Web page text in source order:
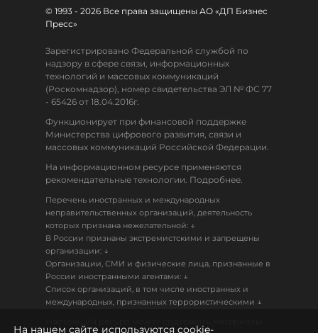
© 1993 - 2026 Все права защищены АО «ДП Бизнес
Пресс»
Зарегистрировано Федеральной службой по
надзору в сфере связи, информационных
технологий и массовых коммуникаций
(Роскомнадзор), номер свидетельства ЭЛ № ФС 77
- 65426 от 18.04.2016г.
Функционирует при финансовой поддержке
Министерства цифрового развития, связи и
массовых коммуникаций Российской Федерации.
На информационном ресурсе применяются
рекомендательные технологии. Подробнее.
Перечень иностранных и международных
неправительственных организаций, деятельность
которых признана нежелательной: ↓
В России признаны экстремистскими и запрещены
организации: ↓
Организации, СМИ и физические лица, признанные в
России иностранными агентами: ↓
Список организаций, в том числе иностранных и
международных, признанных террористическими ↓
На нашем сайте используются cookie-